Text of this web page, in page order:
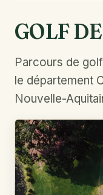
GOLF
Parcours de
le département
Nouvelle-